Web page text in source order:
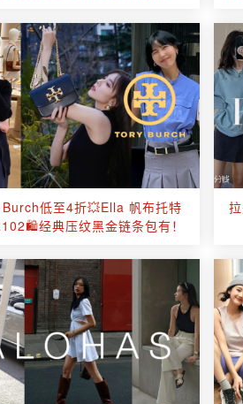
低至4折💥Ella 帆布托特
经典压纹黑金链条包有！